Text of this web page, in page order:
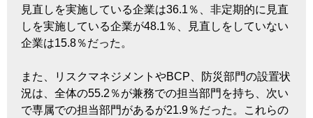
見直しを実施している企業は36.1％、非定期的に見直
しを実施している企業が48.1％、見直しをしていない
企業は15.8％だった。
また、リスクマネジメントやBCP、防災部門の設置状
況は、全体の55.2％が兼務での担当部門を持ち、次い
で専属での担当部門があるが21.9％だった。これらの